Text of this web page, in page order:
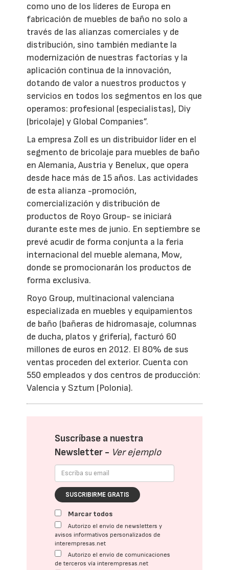
como uno de los líderes de Europa en
fabricación de muebles de baño no solo a
través de las alianzas comerciales y de
distribución, sino también mediante la
modernización de nuestras factorías y la
aplicación continua de la innovación,
dotando de valor a nuestros productos y
servicios en todos los segmentos en los que
operamos: profesional (especialistas), Diy
(bricolaje) y Global Companies”.
La empresa Zoll es un distribuidor líder en el
segmento de bricolaje para muebles de baño
en Alemania, Austria y Benelux, que opera
desde hace más de 15 años. Las actividades
de esta alianza -promoción,
comercialización y distribución de
productos de Royo Group- se iniciará
durante este mes de junio. En septiembre se
prevé acudir de forma conjunta a la feria
internacional del mueble alemana, Mow,
donde se promocionarán los productos de
forma exclusiva.
Royo Group, multinacional valenciana
especializada en muebles y equipamientos
de baño (bañeras de hidromasaje, columnas
de ducha, platos y grifería), facturó 60
millones de euros en 2012. El 80% de sus
ventas proceden del exterior. Cuenta con
550 empleados y dos centros de producción:
Valencia y Sztum (Polonia).
Suscríbase a nuestra
Newsletter - Ver ejemplo
SUSCRIBIRME GRATIS
Marcar todos
Autorizo el envío de newsletters y
avisos informativos personalizados de
interempresas.net
Autorizo el envío de comunicaciones
de terceros vía interempresas.net